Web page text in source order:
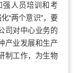
强人员培训和考
“两个意识”，要
司对中心业务的
产业发展和生产
制工作，为生物